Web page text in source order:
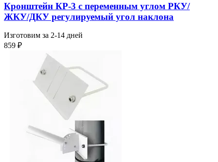
Кронштейн КР-3 с переменным углом РКУ/
ЖКУ/ДКУ регулируемый угол наклона
Изготовим за 2-14 дней
859 ₽